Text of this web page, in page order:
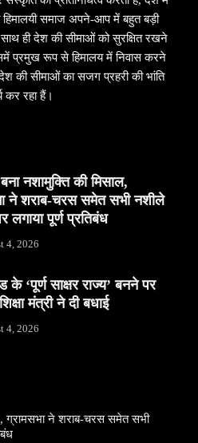
समाज अपने-आप में बहुत बड़ी
ही देश की सीमाओं को सुरक्षित रखने
प्रमुख रूप से हिमालय में निवास करने
की सीमाओं का सजग प्रहरी की भांति
कर रहा हैं।
नशामुक्ति की मिसाल,
ने शराब-चरस समेत सभी नशीले
लगाया पूर्ण प्रतिबंध
4, 2026
के ‘पूर्ण साक्षर राज्य’ बनने पर
मंत्री ने दी बधाई
4, 2026
ग्रामसभा ने शराब-चरस समेत सभी